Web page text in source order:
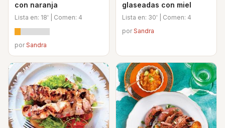
con naranja
Lista en: 18' | Comen: 4
porSandra
glaseadas con miel
Lista en: 30' | Comen: 4
porSandra